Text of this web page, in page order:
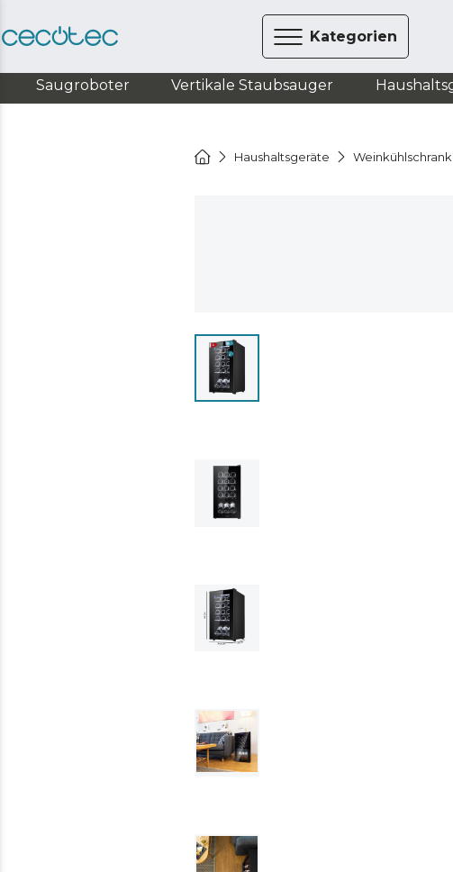
Kategorien
Saugroboter Vertikale Staubsauger
Haushaltsgeräte Weinkühlschrank